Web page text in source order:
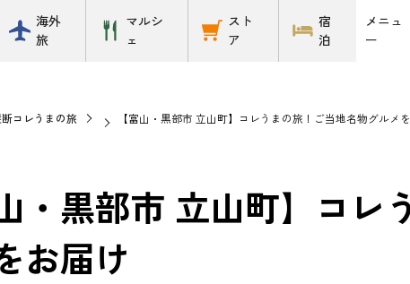
海外
旅
マルシ
ェ
スト
ア
宿
泊
メニュ
ー
コレうまの旅 【富山・黒部市 立山町】コレうまの旅！ご当地名物グルメ
山・黒部市 立山町】コ
お届け